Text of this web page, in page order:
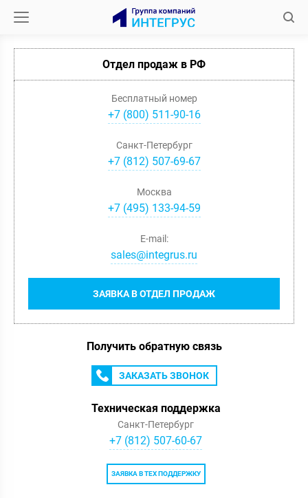
Отдел продаж в РФ
Бесплатный номер
+7 (800) 511-90-16
Санкт-Петербург
+7(812) 507-69-67
Москва
+7(495) 133-94-59
ЗАЯВКА В ОТДЕЛ ПРОДАЖ
E-mail:
sales@integrus.ru
Получить обратную связь
ЗАКАЗАТЬ ЗВОНОК
Техническая поддержка
Санкт-Петербург
+7 (812) 507-60-67
ЗАЯВКА В ТЕХ ПОДДЕРЖКУ